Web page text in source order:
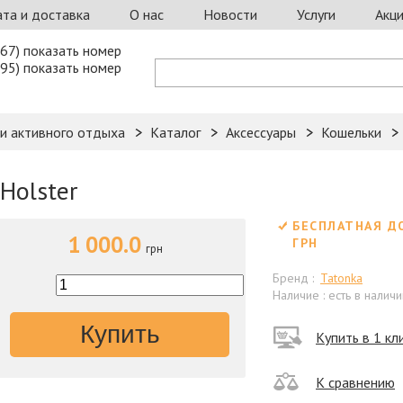
и доставка О нас Новости Услуги
показать номер
показать номер
активного отдыха Каталог Аксессуары Кошельки
БЕСПЛАТНАЯ
ГРН
Бренд : Tatonka
Наличие : есть в
1 000.0 грн
Купить Купить в 1
К сравнению